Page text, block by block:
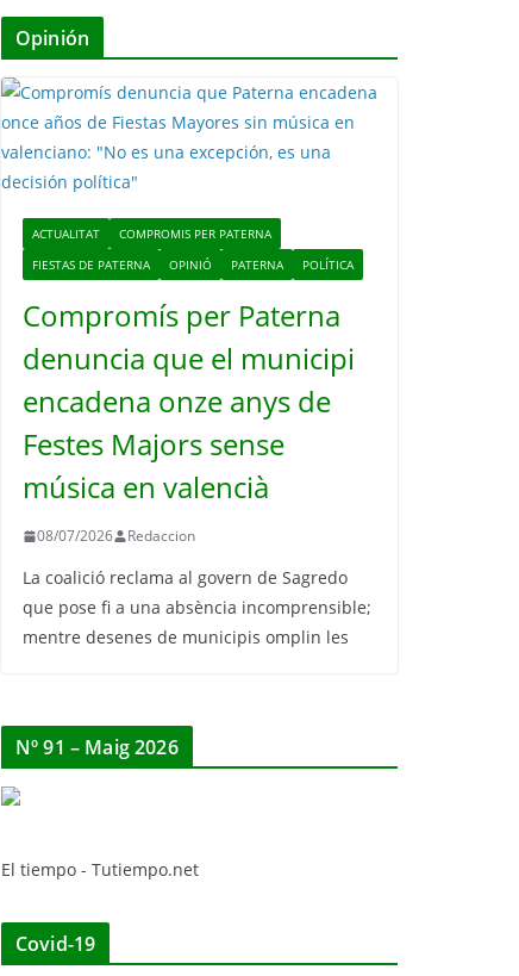
Opinión
ACTUALITAT
COMPROMIS PER PATERNA
FIESTAS DE PATERNA
OPINIÓ PATERNA POLÍTICA
Compromís per Paterna
denuncia que el municipi
encadena onze anys de
Festes Majors sense
música en valencià
08/07/2026 Redaccion
La coalició reclama al govern de Sagredo
que pose fi a una absència incomprensible;
mentre desenes de municipis omplin les
Nº 91 – Maig 2026
El tiempo - Tutiempo.net
Covid-19